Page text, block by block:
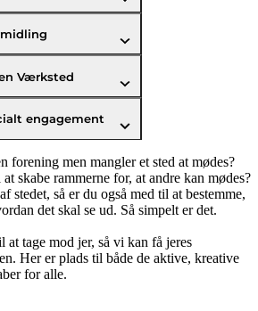
Værksted
engagement
forening men mangler et sted at mødes?
skabe rammerne for, at andre kan mødes?
stedet, så er du også med til at bestemme,
det skal se ud. Så simpelt er det.
at tage mod jer, så vi kan få jeres
Her er plads til både de aktive, kreative
for alle.